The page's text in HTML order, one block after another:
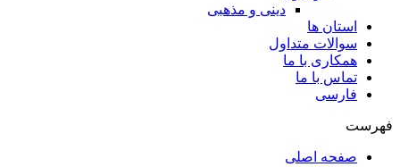
دینی و مذهبی
استان ها
سوالات متداول
همکاری با ما
تماس با ما
فارسی
فهرست
صفحه اصلی